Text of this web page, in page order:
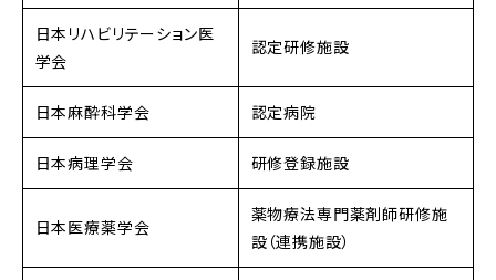
日本リハビリテーション医
学会
認定研修施設
日本麻酔科学会 認定病院
日本病理学会 研修登録施設
日本医療薬学会
薬物療法専門薬剤師研修施
設（連携施設）